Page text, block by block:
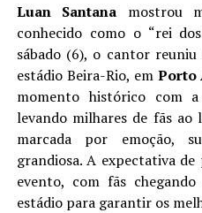
Luan Santana mostrou
conhecido como o “rei
sábado (6), o cantor reuniu
estádio Beira-Rio, em Porto
momento histórico com
levando milhares de fãs ao
marcada por emoção,
grandiosa. A expectativa
evento, com fãs
estádio para garantir os